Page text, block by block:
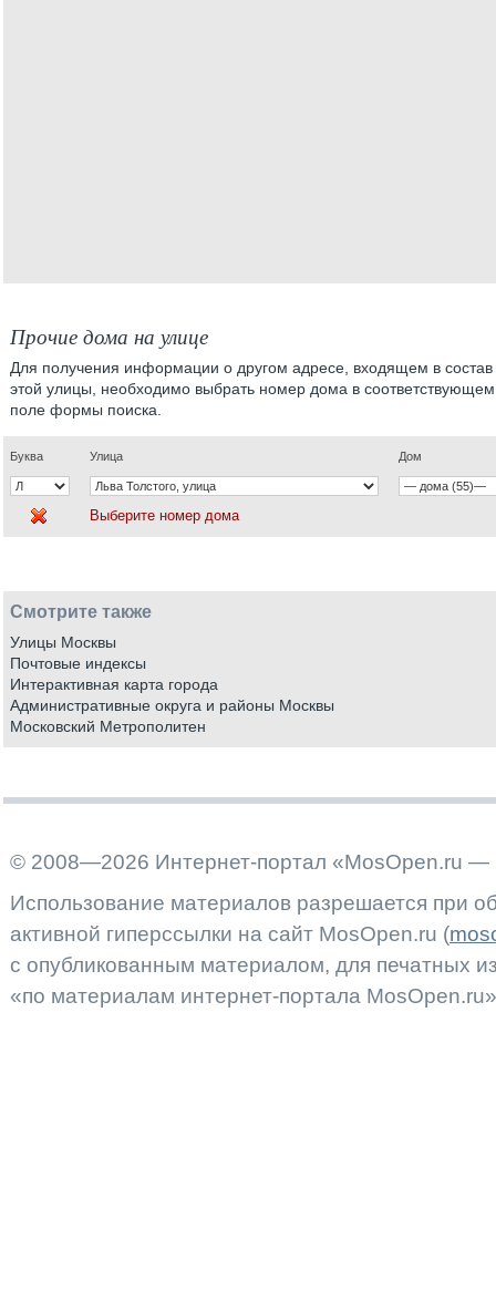
Прочие дома на улице
Для получения информации о другом адресе, входящем в состав
этой улицы, необходимо выбрать номер дома в соответствующем
поле формы поиска.
Буква Улица Дом
Выберите номер дома
Смотрите также
Улицы Москвы
Почтовые индексы
Интерактивная карта города
Административные округа и районы Москвы
Московский Метрополитен
© 2008—2026 Интернет-портал «MosOpen.ru —
Использование материалов разрешается при
активной гиперссылки на сайт MosOpen.ru (
с опубликованным материалом, для печатных
«по материалам интернет-портала